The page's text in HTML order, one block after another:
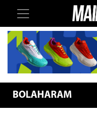
BOLAHARAM